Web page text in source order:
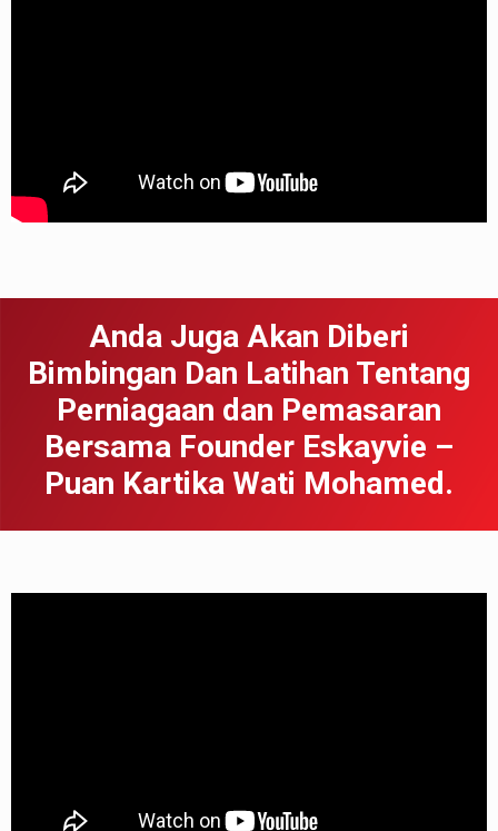
Anda Juga Akan Diberi
Bimbingan Dan Latihan Tentang
Perniagaan dan Pemasaran
Bersama Founder Eskayvie –
Puan Kartika Wati Mohamed.